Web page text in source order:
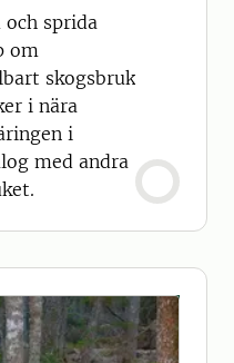
och sprida
om
skogsbruk
i nära
i
med andra